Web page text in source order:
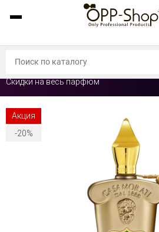
Скидки на весь парфюм
Акция
-20%